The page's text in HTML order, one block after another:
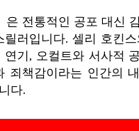
전통적인 공포 대신
러입니다. 셀리 호킨
연기, 오컬트와 서사적
죄책감이라는 인간의
다.